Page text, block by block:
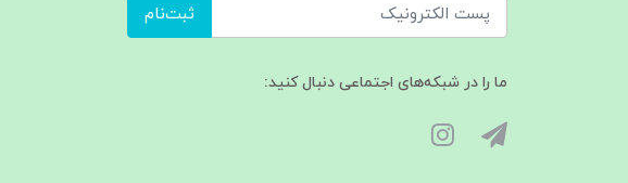
ثبت‌نام
ما را در شبکه‌های اجتماعی دنبال کنید: